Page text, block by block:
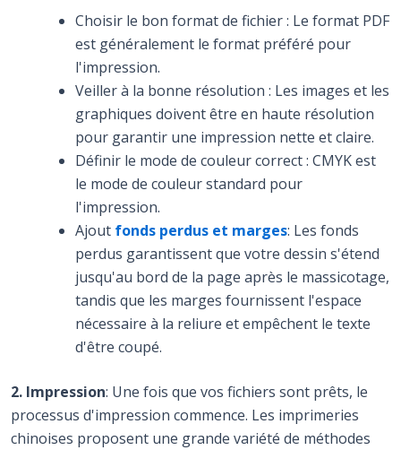
Choisir le bon format de fichier : Le format PDF
est généralement le format préféré pour
l'impression.
Veiller à la bonne résolution : Les images et les
graphiques doivent être en haute résolution
pour garantir une impression nette et claire.
Définir le mode de couleur correct : CMYK est
le mode de couleur standard pour
l'impression.
Ajout fonds perdus et marges: Les fonds
perdus garantissent que votre dessin s'étend
jusqu'au bord de la page après le massicotage,
tandis que les marges fournissent l'espace
nécessaire à la reliure et empêchent le texte
d'être coupé.
2. Impression: Une fois que vos fichiers sont prêts, le
processus d'impression commence. Les imprimeries
chinoises proposent une grande variété de méthodes